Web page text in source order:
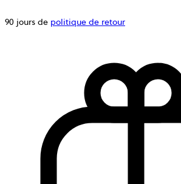
90 jours de politique de retour